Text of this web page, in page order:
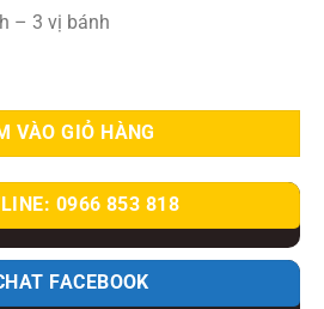
– 3 vị bánh
cấp Vọng Nguyệt số lượng
VÀO GIỎ HÀNG
0966 853 818
FACEBOOK